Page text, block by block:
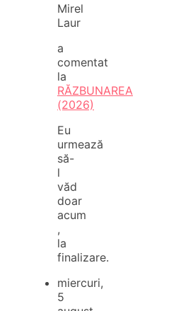
Mirel
Laur
a
comentat
la
RĂZBUNAREA
(2026)
Eu
urmează
să-
l
văd
doar
acum
,
la
finalizare.
miercuri,
5